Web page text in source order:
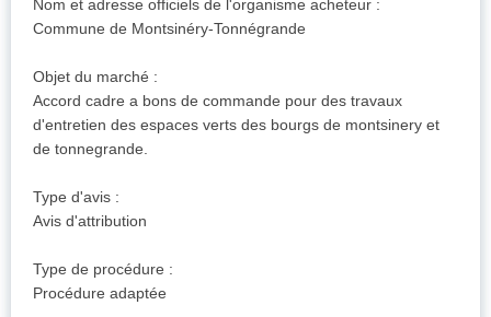
Nom et adresse officiels de l'organisme acheteur :
Commune de Montsinéry-Tonnégrande
Objet du marché :
Accord cadre a bons de commande pour des travaux
d'entretien des espaces verts des bourgs de montsinery et
de tonnegrande.
Type d'avis :
Avis d'attribution
Type de procédure :
Procédure adaptée